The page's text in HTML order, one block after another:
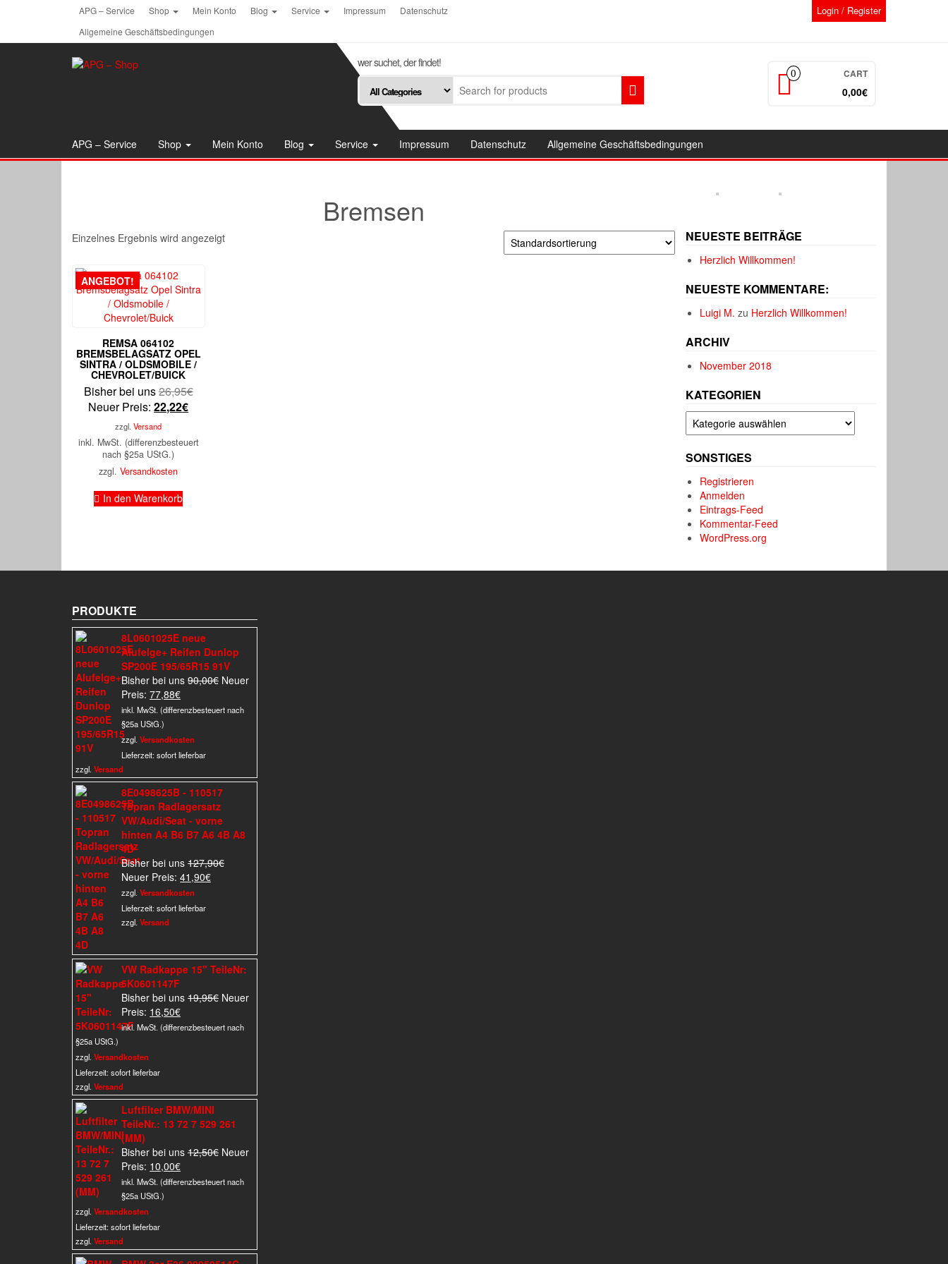
APG – Service Shop Mein Konto Blog Service Impressum
Datenschutz
Allgemeine Geschäftsbedingungen
Login / Register
wer suchet, der findet!
0 CART
0,00€
APG – Service Shop Mein Konto Blog Service Impressum Datenschutz Allgemeine Geschäftsbedingungen
Bremsen
Einzelnes Ergebnis wird angezeigt
ANGEBOT!
REMSA 064102
BREMSBELAGSATZ OPEL
SINTRA / OLDSMOBILE /
CHEVROLET/BUICK
Bisher bei uns26,95€Ursprünglicher
26,95€
Neuer Preis: 22,22€Aktueller
ist:
zzgl.Versand
inkl. MwSt. (differenzbesteuert
nach §25a UStG.)
zzgl.Versandkosten
In den Warenkorb
NEUESTE BEITRÄGE
Herzlich Willkommen!
NEUESTE KOMMENTARE:
Luigi M. zu Herzlich Willkommen!
ARCHIV
November 2018
KATEGORIEN
Kategorien
SONSTIGES
Registrieren
Anmelden
Eintrags-Feed
Kommentar-Feed
WordPress.org
PRODUKTE
8L0601025E neue
Alufelge+ Reifen Dunlop
SP200E 195/65R15 91V
Bisher bei uns 90,00€ Ursprünglicher
war:
Neuer
Preis: 77,88€Aktueller
Preis
77,88€.
inkl. MwSt. (differenzbesteuert nach
§25a UStG.)
zzgl. Versandkosten
Lieferzeit:sofort lieferbar
zzgl. Versand
8E0498625B - 110517
Topran Radlagersatz
VW/Audi/Seat - vorne
hinten A4 B6 B7 A6 4B A8
4D
Bisher bei uns 127,90€Ursprünglicher
Neuer Preis: 41,90€Aktueller
zzgl. Versandkosten
Lieferzeit:sofort lieferbar
zzgl. Versand
VW Radkappe 15" TeileNr:
5K0601147F
Bisher bei uns 19,95€ Ursprünglicher
war:
Neuer
Preis: 16,50€Aktueller
Preis
inkl. MwSt. (differenzbesteuert nach
§25a UStG.)
zzgl. Versandkosten
Lieferzeit:sofort lieferbar
zzgl. Versand
Luftfilter BMW/MINI
TeileNr.: 13 72 7 529 261
(MM)
Bisher bei uns 12,50€ Ursprünglicher
war:
Neuer
Preis: 10,00€Aktueller
Preis
inkl. MwSt. (differenzbesteuert nach
§25a UStG.)
zzgl. Versandkosten
Lieferzeit:sofort lieferbar
zzgl. Versand